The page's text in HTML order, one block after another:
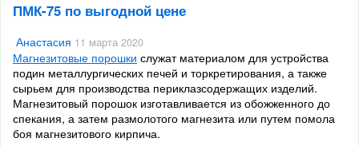
ПМК-75 по выгодной цене
Анастасия 11 марта 2020
Магнезитовые порошки служат материалом для устройства
подин металлургических печей и торкретирования, а также
сырьем для производства периклазсодержащих изделий.
Магнезитовый порошок изготавливается из обожженного до
спекания, а затем размолотого магнезита или путем помола
боя магнезитового кирпича.